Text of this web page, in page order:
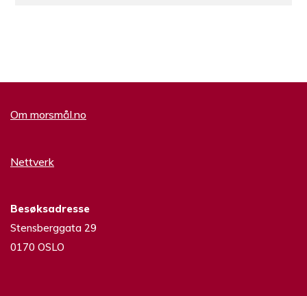
Om morsmål.no
Nettverk
Besøksadresse
Stensberggata 29
0170 OSLO